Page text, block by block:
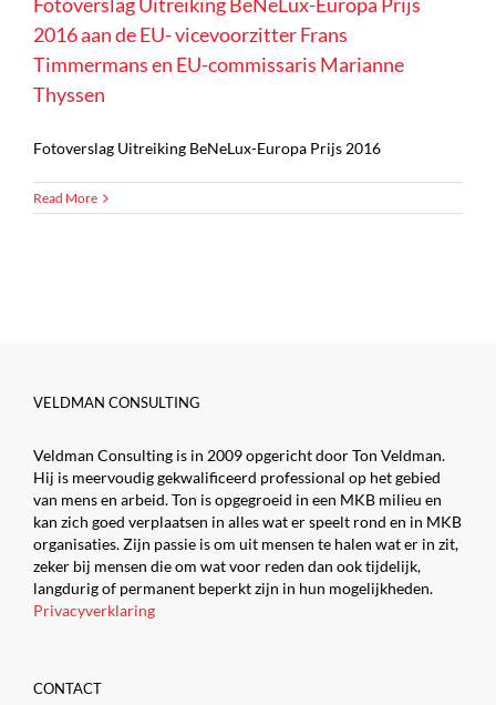
2016 aan de EU- vicevoorzitter Frans
Timmermans en EU-commissaris Marianne
Thyssen
Fotoverslag Uitreiking BeNeLux-Europa Prijs 2016
Read More
VELDMAN CONSULTING
Veldman Consulting is in 2009 opgericht door Ton Veldman.
Hij is meervoudig gekwalificeerd professional op het gebied
van mens en arbeid. Ton is opgegroeid in een MKB milieu en
kan zich goed verplaatsen in alles wat er speelt rond en in MKB
organisaties. Zijn passie is om uit mensen te halen wat er in zit,
zeker bij mensen die om wat voor reden dan ook tijdelijk,
langdurig of permanent beperkt zijn in hun mogelijkheden.
Privacyverklaring
CONTACT